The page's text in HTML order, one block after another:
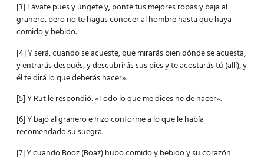
[3] Lávate pues y úngete y, ponte tus mejores ropas y baja al
granero, pero no te hagas conocer al hombre hasta que haya
comido y bebido.
[4] Y será, cuando se acueste, que mirarás bien dónde se acuesta,
y entrarás después, y descubrirás sus pies y te acostarás tú (allí), y
él te dirá lo que deberás hacer».
[5] Y Rut le respondió: «Todo lo que me dices he de hacer».
[6] Y bajó al granero e hizo conforme a lo que le había
recomendado su suegra.
[7] Y cuando Booz (Boaz) hubo comido y bebido y su corazón